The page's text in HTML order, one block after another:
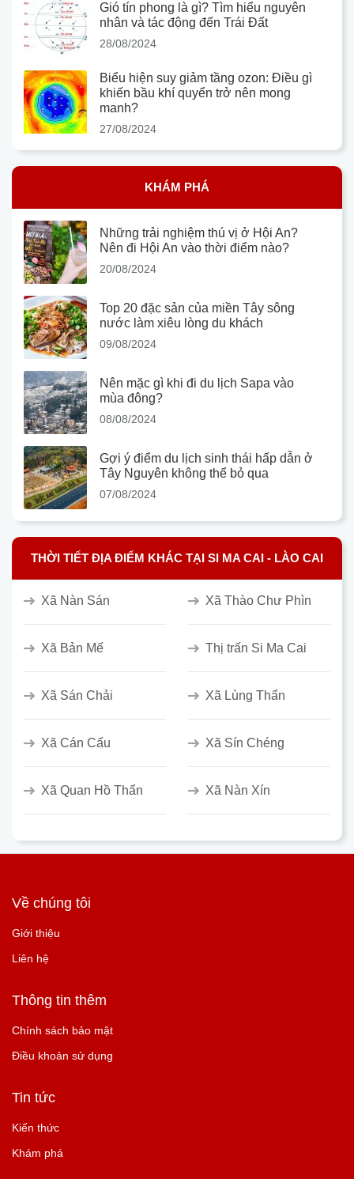
Gió tín phong là gì? Tìm hiểu nguyên
nhân và tác động đến Trái Đất
28/08/2024
Biểu hiện suy giảm tầng ozon: Điều gì
khiến bầu khí quyển trở nên mong
manh?
27/08/2024
KHÁM PHÁ
Những trải nghiệm thú vị ở Hội An?
Nên đi Hội An vào thời điểm nào?
20/08/2024
Top 20 đặc sản của miền Tây sông
nước làm xiêu lòng du khách
09/08/2024
Nên mặc gì khi đi du lịch Sapa vào
mùa đông?
08/08/2024
Gợi ý điểm du lịch sinh thái hấp dẫn ở
Tây Nguyên không thể bỏ qua
07/08/2024
THỜI TIẾT ĐỊA ĐIỂM KHÁC TẠI SI MA CAI - LÀO CAI
Xã Nàn Sán Xã Thào Chư Phìn
Xã Bản Mế Thị trấn Si Ma Cai
Xã Sán Chải Xã Lùng Thẩn
Xã Cán Cấu Xã Sín Chéng
Xã Quan Hồ Thẩn Xã Nàn Xín
Về chúng tôi
Giới thiệu
Liên hệ
Thông tin thêm
Chính sách bảo mật
Điều khoản sử dụng
Tin tức
Kiến thức
Khám phá